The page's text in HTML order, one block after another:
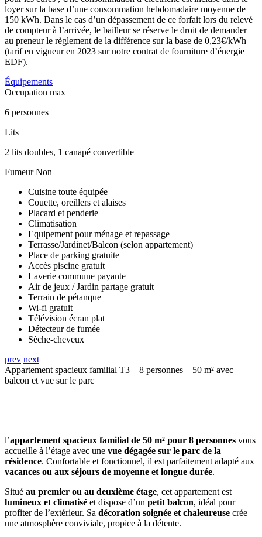
loyer sur la base d’une consommation hebdomadaire moyenne de
150 kWh. Dans le cas d’un dépassement de ce forfait lors du relevé
de compteur à l’arrivée, le bailleur se réserve le droit de demander
au preneur le règlement de la différence sur la base de 0,23€/kWh
(tarif en vigueur en 2023 sur notre contrat de fourniture d’énergie
EDF).
Équipements
Occupation max
6 personnes
Lits
2 lits doubles, 1 canapé convertible
Fumeur Non
Cuisine toute équipée
Couette, oreillers et alaises
Placard et penderie
Climatisation
Equipement pour ménage et repassage
Terrasse/Jardinet/Balcon (selon appartement)
Place de parking gratuite
Accès piscine gratuit
Laverie commune payante
Air de jeux / Jardin partage gratuit
Terrain de pétanque
Wi-fi gratuit
Télévision écran plat
Détecteur de fumée
Sèche-cheveux
prev next
Appartement spacieux familial T3 – 8 personnes – 50 m² avec
balcon et vue sur le parc
l’appartement spacieux familial de 50 m² pour 8 personnes vous
accueille à l’étage avec une vue dégagée sur le parc de la
résidence. Confortable et fonctionnel, il est parfaitement adapté aux
vacances ou aux séjours de moyenne et longue durée.
Situé au premier ou au deuxième étage, cet appartement est
lumineux et climatisé et dispose d’un petit balcon, idéal pour
profiter de l’extérieur. Sa décoration soignée et chaleureuse crée
une atmosphère conviviale, propice à la détente.